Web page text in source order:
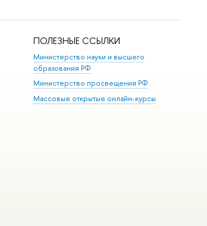
ПОЛЕЗНЫЕ ССЫЛКИ
Министерство науки и высшего
образования РФ
Министерство просвещения РФ
Массовые открытые онлайн-курсы